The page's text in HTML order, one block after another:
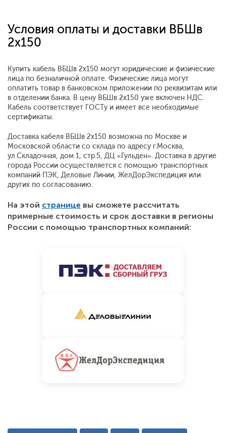
Условия оплаты и доставки ВБШв
2х150
Купить кабель ВБШв 2х150 могут юридические и физические
лица по безналичной оплате. Физические лица могут
оплатить товар в банковском приложении по реквизитам или
в отделении банка. В цену ВБШв 2х150 уже включен НДС.
Кабель соответствует ГОСТу и имеет все необходимые
сертификаты.
Доставка кабеля ВБШв 2х150 возможна по Москве и
Московской области со склада по адресу г.Москва,
ул.Складочная, дом 1, стр.5, ДЦ «Гульден». Доставка в другие
города России осуществляется с помощью транспортных
компаний ПЭК, Деловые Линии, ЖелДорЭкспедиция или
других по согласованию.
На этой странице вы сможете рассчитать
примерные стоимость и срок доставки в регионы
России с помощью транспортных компаний: